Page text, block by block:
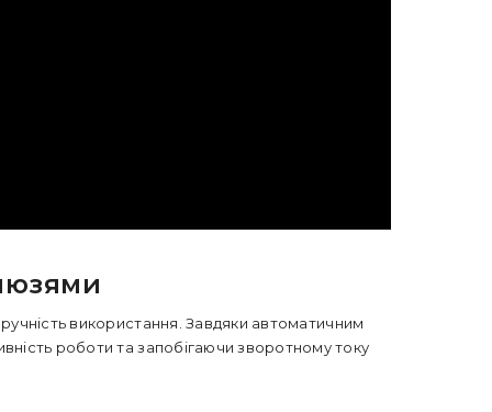
використання. Завдяки автоматичним
роботи та запобігаючи зворотному току